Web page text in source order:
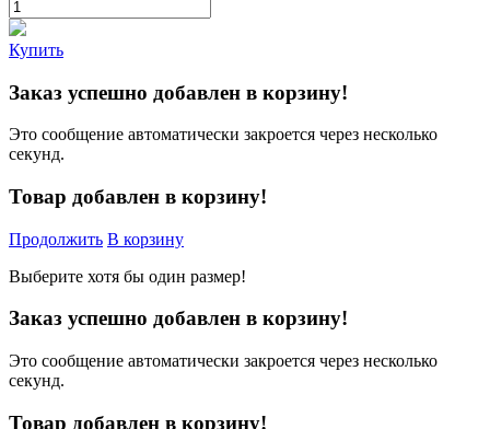
Купить
Заказ успешно добавлен в корзину!
Это сообщение автоматически закроется через несколько
секунд.
Товар добавлен в корзину!
Продолжить В корзину
Выберите хотя бы один размер!
Заказ успешно добавлен в корзину!
Это сообщение автоматически закроется через несколько
секунд.
Товар добавлен в корзину!